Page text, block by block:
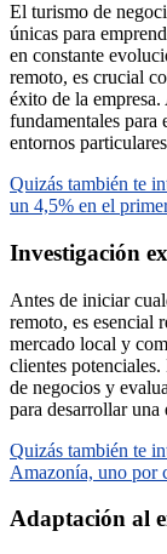
El turismo de
únicas para
en constante
remoto, es crucial
éxito de la
fundamentales para
entornos
Quizás también te
un 4,5% en el
Investigación
Antes de iniciar
remoto, es esencial
mercado local y
clientes
de negocios y
para desarrollar una
Quizás también te
Amazonía, uno por
Adaptación al